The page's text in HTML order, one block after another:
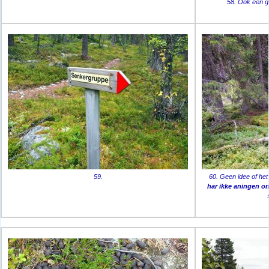
58. Ook een
59.
60. Geen idee of
har ikke aningen